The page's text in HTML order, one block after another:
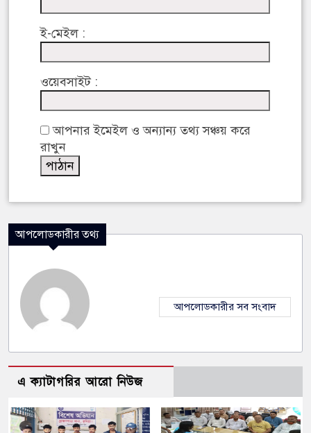
ই-মেইল :
ওয়েবসাইট :
আপনার ইমেইল ও অন্যান্য তথ্য সঞ্চয় করে
রাখুন
আপলোডকারীর তথ্য
আপলোডকারীর সব সংবাদ
এ ক্যাটাগরির আরো নিউজ